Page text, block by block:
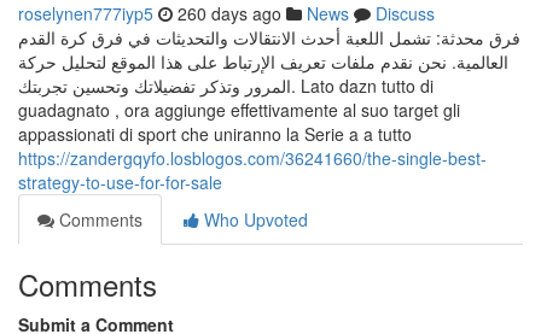
roselynen777iyp5 260 days ago News
Discuss
فرق محدثة: تشمل اللعبة أحدث الانتقالات والتحديثات في فرق كرة القدم
العالمية. نحن نقدم ملفات تعريف الإرتباط على هذا الموقع لتحليل حركة
المرور وتذكر تفضيلاتك وتحسين تجربتك. Lato dazn tutto di
guadagnato , ora aggiunge effettivamente al suo target gli
appassionati di sport che uniranno la Serie a a tutto
https://zandergqyfo.losblogos.com/36241660/the-single-best-
strategy-to-use-for-for-sale
Comments
Who Upvoted
Comments
Submit a Comment